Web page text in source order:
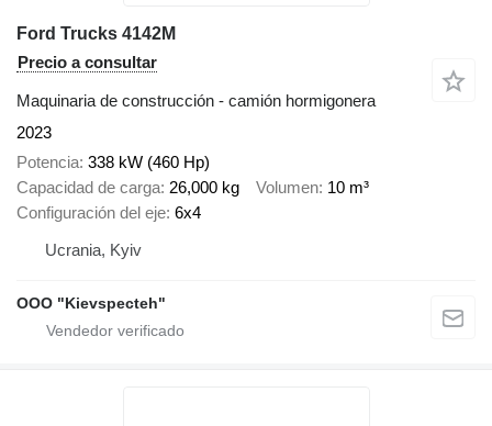
Ford Trucks 4142M
Precio a consultar
Maquinaria de construcción - camión hormigonera
2023
Potencia 338 kW (460 Hp)
Capacidad de carga 26,000 kg Volumen 10 m³
Configuración del eje 6x4
Ucrania, Kyiv
OOO "Kievspecteh"